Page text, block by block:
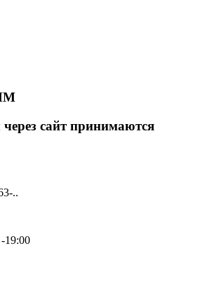
сайт принимаются
..
19:00